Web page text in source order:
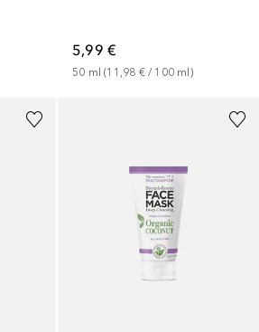
5,99 €
50 ml (11,98 € / 100 ml )